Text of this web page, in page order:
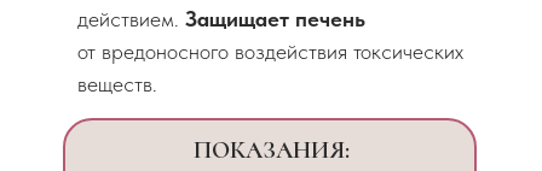
действием. Защищает печень
от вредоносного воздействия токсических
веществ.
ПОКАЗАНИЯ: